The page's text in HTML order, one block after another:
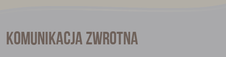
Komunikacja zwrotna